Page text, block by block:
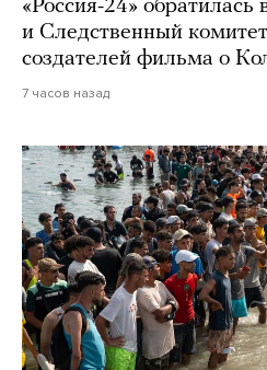
«Россия-24» обратилась
и Следственный
создателей фильма о
7 часов назад